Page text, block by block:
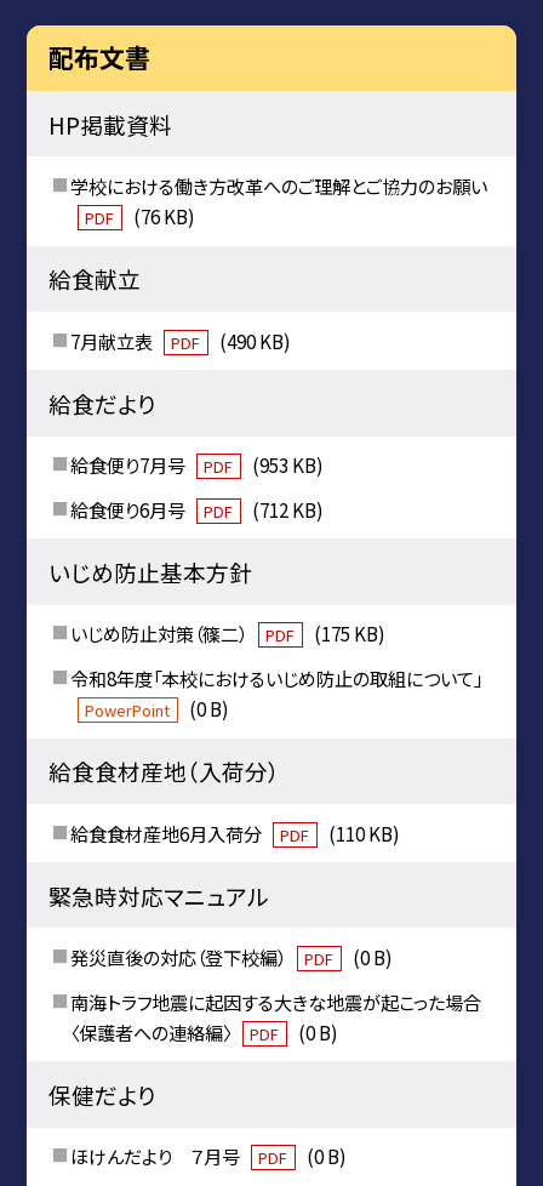
配布文書
HP掲載資料
学校における働き方改革へのご理解とご協力のお願い
PDF (76 KB)
給食献立
7月献立表 PDF (490 KB)
給食だより
給食便り7月号 PDF
(953 KB)
給食便り6月号
PDF (712 KB)
いじめ防止基本方針
いじめ防止対策（篠二） PDF
(175 KB)
令和8年度「本校におけるいじめ防止の取組について」
PowerPoint (0 B)
給食食材産地（入荷分）
給食食材産地6月入荷分 PDF (110 KB)
緊急時対応マニュアル
発災直後の対応（登下校編） PDF
(0 B)
南海トラフ地震に起因する大きな地震が起こった場合
〈保護者への連絡編〉
PDF (0 B)
保健だより
ほけんだより ７月号 PDF (0 B)